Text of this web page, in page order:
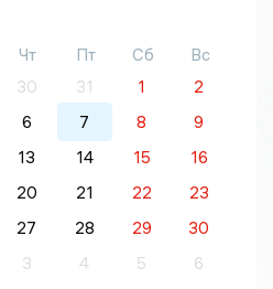
Чт Пт Сб
Вс
30 31 1
2
6 7 8
9
13 14 15
16
20 21 22
23
27 28 29
30
3 4 5 6